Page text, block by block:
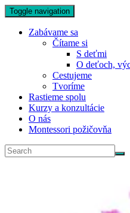
Toggle navigation
Zabávame sa
Čítame si
S deťmi
O deťoch,
Cestujeme
Tvoríme
Rastieme spolu
Kurzy a konzultácie
O nás
Montessori požičovňa